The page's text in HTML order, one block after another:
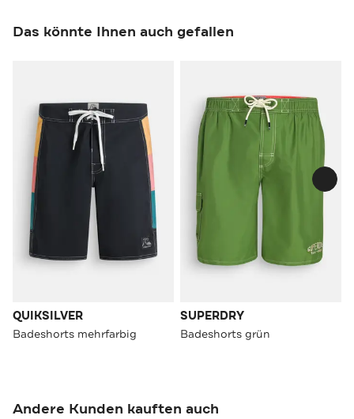
Das könnte Ihnen auch gefallen
QUIKSILVER
Badeshorts mehrfarbig
SUPERDRY
Badeshorts grün
Andere Kunden kauften auch